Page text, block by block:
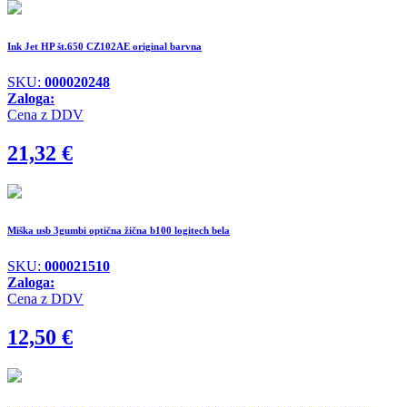
Ink Jet HP št.650 CZ102AE original barvna
SKU: 000020248
Zaloga:
Cena z DDV
21,32 €
Miška usb 3gumbi optična žična b100 logitech bela
SKU: 000021510
Zaloga:
Cena z DDV
12,50 €